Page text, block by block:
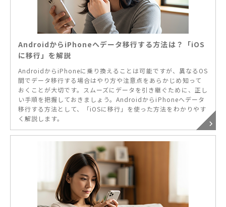
AndroidからiPhoneへデータ移行する方法は？「iOS
に移行」を解説
AndroidからiPhoneに乗り換えることは可能ですが、異なるOS
間でデータ移行する場合はやり方や注意点をあらかじめ知って
おくことが大切です。スムーズにデータを引き継ぐために、正し
い手順を把握しておきましょう。AndroidからiPhoneへデータ
移行する方法として、「iOSに移行」を使った方法をわかりやす
く解説します。